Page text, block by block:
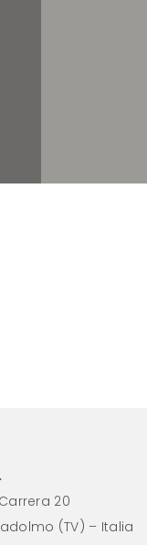
20
(TV) – Italia